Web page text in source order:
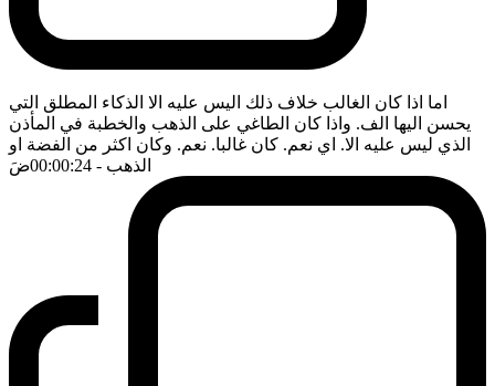
اما اذا كان الغالب خلاف ذلك اليس عليه الا الذكاء المطلق التي
يحسن اليها الف. واذا كان الطاغي على الذهب والخطبة في المأذن
الذي ليس عليه الا. اي نعم. كان غالبا. نعم. وكان اكثر من الفضة او
الذهب - 00:00:24 ضَ